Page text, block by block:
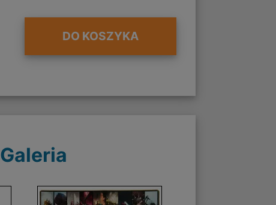
DO KOSZYKA
Galeria